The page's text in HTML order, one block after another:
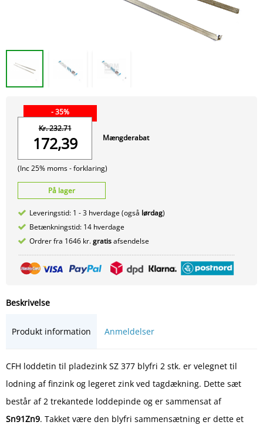
- 35%
Kr. 232.71
172,39
(Inc 25% moms -forklaring)
Mængderabat
På lager
Leveringstid: 1 - 3 hverdage (også lørdag)
Betænkningstid: 14 hverdage
Ordrer fra 1646 kr.gratisafsendelse
Beskrivelse
Produkt information Anmeldelser
CFH loddetin til pladezink SZ 377 blyfri 2 stk. er velegnet til
lodning af finzink og legeret zink ved tagdækning. Dette sæt
består af 2 trekantede loddepinde og er sammensat af
Sn91Zn9. Takket være den blyfri sammensætning er dette et